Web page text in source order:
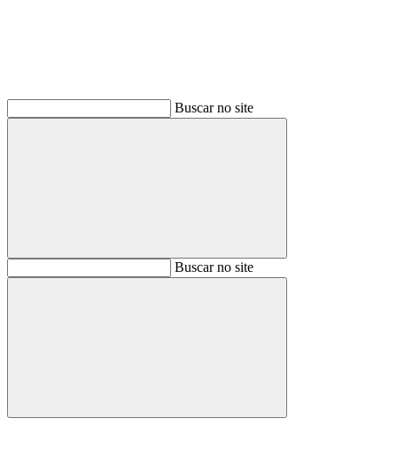
Buscar no site
BuscarBuscar no site
Buscar